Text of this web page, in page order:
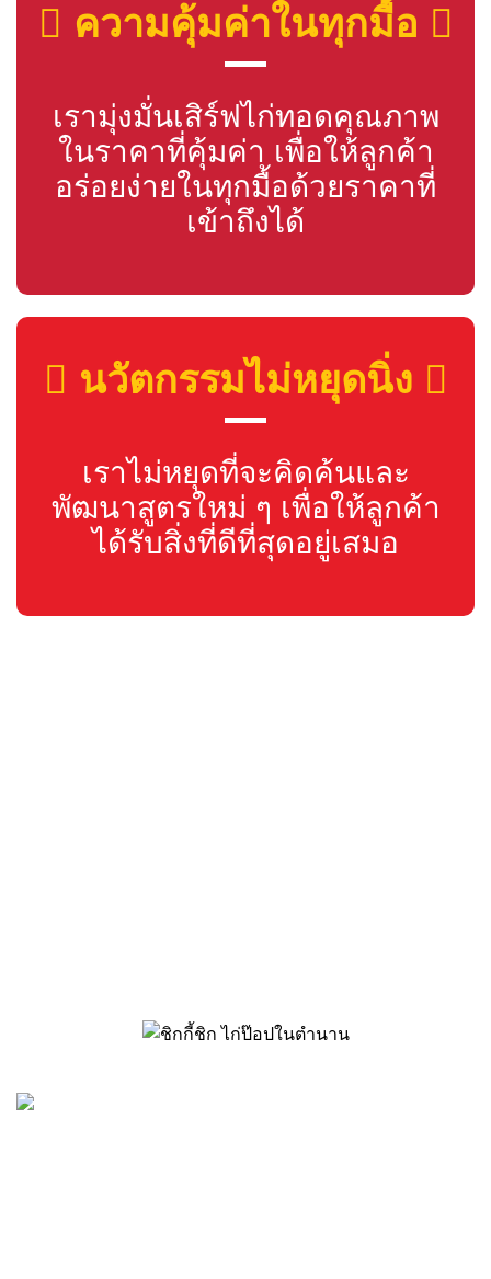
ความคุ้มค่าในทุกมื้อ
เรามุ่งมั่นเสิร์ฟไก่ทอดคุณภาพ
ในราคาที่คุ้มค่า เพื่อให้ลูกค้า
อร่อยง่ายในทุกมื้อด้วยราคาที่
เข้าถึงได้
นวัตกรรมไม่หยุดนิ่ง
เราไม่หยุดที่จะคิดค้นและ
พัฒนาสูตรใหม่ ๆ เพื่อให้ลูกค้า
ได้รับสิ่งที่ดีที่สุดอยู่เสมอ